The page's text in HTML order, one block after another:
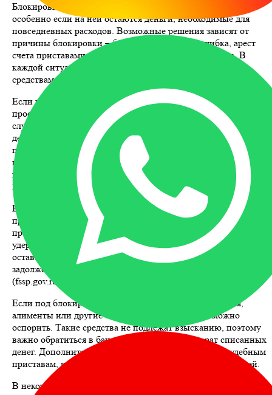
Блокировка карты может стать серьезной проблемой,
особенно если на ней остаются деньги, необходимые для
повседневных расходов. Возможные решения зависят от
причины блокировки – будь то техническая ошибка, арест
счета приставами или временные ограничения банка. В
каждой ситуации есть свои способы вернуть доступ к
средствам.
Если карта заблокирована по техническим причинам или по
просьбе владельца, обращайтесь в банк. В большинстве
случаев можно перевыпустить карту или сразу получить
деньги наличными в ближайшем отделении. Для этого
потребуется паспорт. Узнать статус карты и получить
консультацию можно по телефону горячей линии банка,
например, для клиентов Сбербанка – 900, ВТБ – 8 (800) 100-
24-24, Альфа-Банка – 8 (800) 200-00-00.
Если счет арестован Федеральной службой судебных
приставов (ФССП), можно подать заявление на сохранение
прожиточного минимума. По закону приставы не могут
удерживать всю сумму со счета – минимальный доход должен
оставаться доступным владельцу. Информацию о
задолженности и аресте можно проверить на сайте ФССП
(fssp.gov.ru) или по горячей линии 8 (800) 250-39-32.
Если под блокировку попали пенсии, детские пособия,
алименты или другие социальные выплаты, их можно
оспорить. Такие средства не подлежат взысканию, поэтому
важно обратиться в банк с заявлением на возврат списанных
денег. Дополнительно можно написать обращение судебным
приставам, приложив справки о происхождении платежей.
В некоторых случаях деньги можно перевести на другой счет